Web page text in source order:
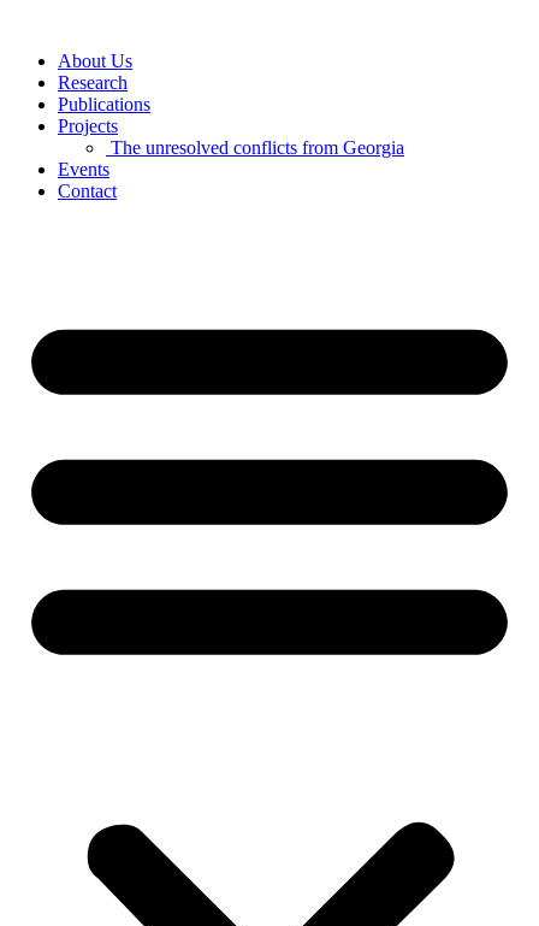
contentAbout Us
Research
Publications
Projects
The unresolved conflicts from Georgia
Events
Contact